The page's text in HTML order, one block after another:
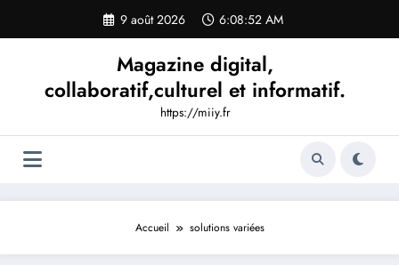
contenu
9 août 2026 6:08:53 AM
Magazine digital,
collaboratif,culturel et informatif.
https://miiy.fr
Accueil solutions variées